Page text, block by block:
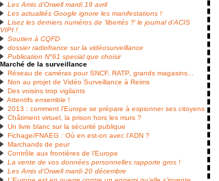
Les Amis d’Orwell mardi 19 avril
Les actualités Google ignore les manifestations !
Lisez les derniers numéros de ’libertés ?’ le journal d’ACIS
VIPI !
Soutien à CQFD
dossier radiofrance sur la vidéosurveillance
Publication N°61 special que choisir
Marché de la surveillance
Réseau de caméras pour SNCF, RATP, grands magasins...
Non au projet de Vidéo Surveillance à Reims
Des voisins trop vigilants
Attentifs ensemble !
2013 : comment l’Europe se prépare à espionner ses citoyens
Châtiment virtuel, la prison hors les murs ?
Un livre blanc sur la sécurité publique
Fichage/FNAEG : Où en est-on avec l’ADN ?
Marchands de peur
Contrôle aux frontières de l’Europe
La vente de vos données personnelles rapporte gros !
Les Amis d’Orwell mardi 20 décembre